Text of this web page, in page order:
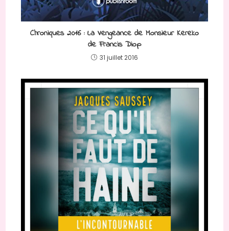
Chroniques 2016 : La Vengeance de Monsieur Kereko
de Francis Diop
31 juillet 2016